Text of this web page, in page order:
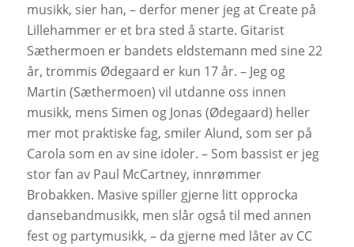
musikk, sier han, – derfor mener jeg at Create på
Lillehammer er et bra sted å starte. Gitarist
Sæthermoen er bandets eldstemann med sine 22
år, trommis Ødegaard er kun 17 år. – Jeg og
Martin (Sæthermoen) vil utdanne oss innen
musikk, mens Simen og Jonas (Ødegaard) heller
mer mot praktiske fag, smiler Alund, som ser på
Carola som en av sine idoler. – Som bassist er jeg
stor fan av Paul McCartney, innrømmer
Brobakken. Masive spiller gjerne litt opprocka
dansebandmusikk, men slår også til med annen
fest og partymusikk, – da gjerne med låter av CC